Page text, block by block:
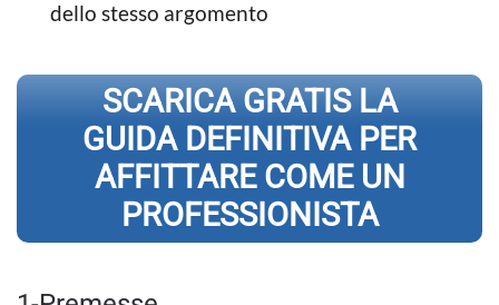
dello stesso argomento
SCARICA GRATIS LA
GUIDA DEFINITIVA PER
AFFITTARE COME UN
PROFESSIONISTA